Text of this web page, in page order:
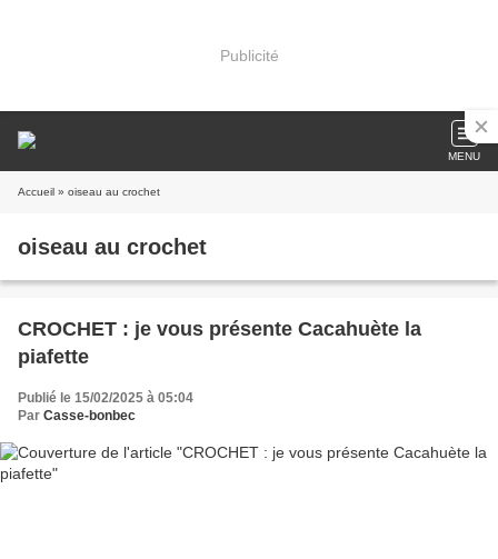
Publicité
MENU
Accueil » oiseau au crochet
oiseau au crochet
CROCHET : je vous présente Cacahuète la
piafette
Publié le 15/02/2025 à 05:04
Par Casse-bonbec